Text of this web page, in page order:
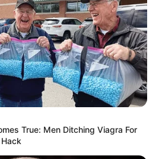
True: Men Ditching Viagra For